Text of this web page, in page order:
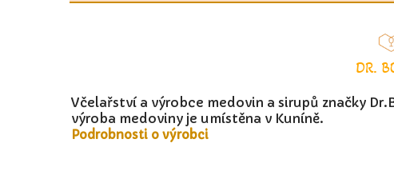
DR.
Včelařství a výrobce medovin a sirupů značky
výroba medoviny je umístěna v Kuníně.
Podrobnosti o výrobci